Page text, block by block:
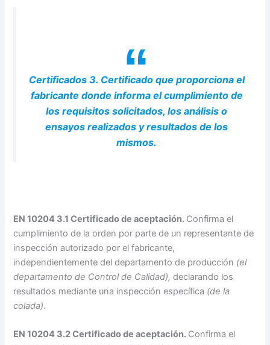
Certificados 3. Certificado que proporciona el
fabricante donde informa el cumplimiento de
los requisitos solicitados, los análisis o
ensayos realizados y resultados de los
mismos.
EN 10204 3.1 Certificado de aceptación. Confirma el
cumplimiento de la orden por parte de un representante de
inspección autorizado por el fabricante,
independientemente del departamento de producción (el
departamento de Control de Calidad), declarando los
resultados mediante una inspección específica (de la
colada).
EN 10204 3.2 Certificado de aceptación. Confirma el